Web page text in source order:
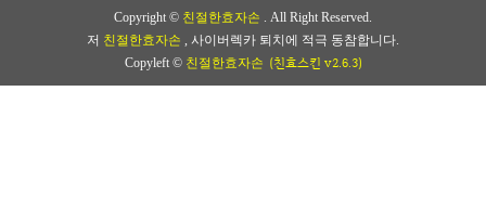
Copyright © 친절한효자손 . All Right Reserved.
저 친절한효자손 , 사이버렉카 퇴치에 적극 동참합니다.
Copyleft © 친절한효자손 (친효스킨 v2.6.3)